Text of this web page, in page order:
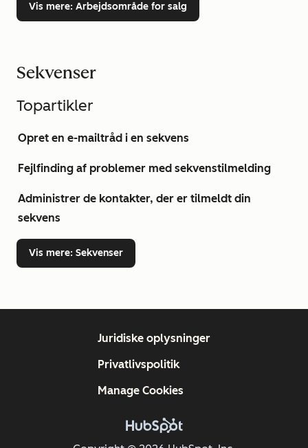
Vis mere: Arbejdsområde for salg
Sekvenser
Topartikler
Opret en e-mailtråd i en sekvens
Fejlfinding af problemer med sekvenstilmelding
Administrer de kontakter, der er tilmeldt din
sekvens
Vis mere: Sekvenser
Juridiske oplysninger
Privatlivspolitik
Manage Cookies